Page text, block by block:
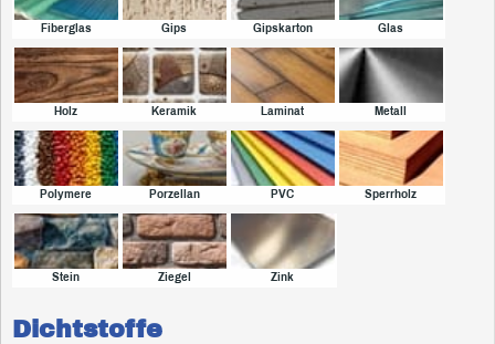
Fiberglas Gips Gipskarton Glas
Holz Keramik Laminat Metall
Polymere Porzellan PVC Sperrholz
Stein Ziegel Zink
Dichtstoffe